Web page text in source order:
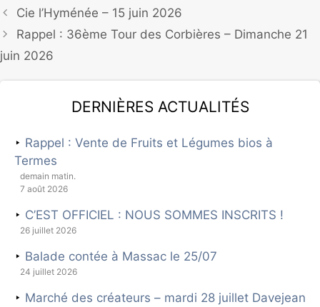
Cie l’Hyménée – 15 juin 2026
Rappel : 36ème Tour des Corbières – Dimanche 21
juin 2026
Dernières actualités
Rappel : Vente de Fruits et Légumes bios à
Termes
demain matin.
7 août 2026
C’EST OFFICIEL : NOUS SOMMES INSCRITS !
26 juillet 2026
Balade contée à Massac le 25/07
24 juillet 2026
Marché des créateurs – mardi 28 juillet Davejean